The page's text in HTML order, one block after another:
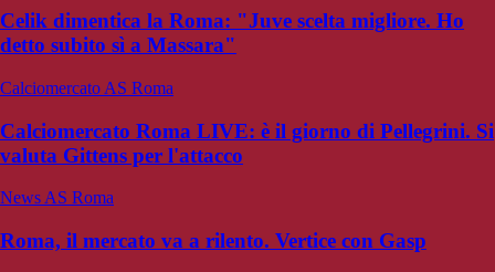
Celik dimentica la Roma: "Juve scelta migliore. Ho
detto subito sì a Massara"
Calciomercato AS Roma
Calciomercato Roma LIVE: è il giorno di Pellegrini. Si
valuta Gittens per l'attacco
News AS Roma
Roma, il mercato va a rilento. Vertice con Gasp